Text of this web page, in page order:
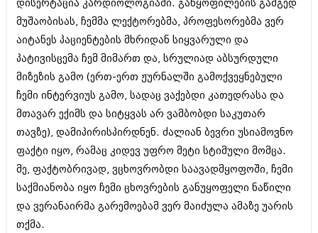
ისტორია
სხვადასხვა
ანონსი
არქივი
აგვისტო 2018 (162)
ივლისი 2018 (223)
ივნისი 2018 (244)
მაისი 2018 (211)
აპრილი 2018 (194)
მარტი 2018 (256)
თებერვალი 2018 (208)
არქივი
ნოემბერი 2020 (103)
ოქტომბერი 2020 (209)
აგვისტო 2020 (249)
ივლისი 2020 (204)
ივნისი 2020 (249)
არქივის ზომის ნახვა
დისერტაცია კარდიოლოგიაში. განყოფილების გამგედ
მუშაობისას, ჩემმა ლექტორებმა, პროფესორებმა ვერ
აიტანეს პაციენტების მხრიდან სიყვარული და
პატივისცემა ჩემ მიმართ და, სრულიად აბსურდული
მიზეზის გამო (ერთ-ერთ ჟურნალში გამოქვეყნებული
ჩემი ინტერვიუს გამო, სადაც ვაქებდი კათედრასა და
მთავარ ექიმს და სიტყვას არ ვამბობდი საკუთარ
თავზე), დამიპირისპირდნენ. ძალიან ბევრი უსიამოვნო
ფაქტი იყო, რამაც კიდევ უფრო მეტი სტიმული მომცა.
მე, ფაქტობრივად, ვცხოვრობდი საავადმყოფოში, ჩემი
საქმიანობა იყო ჩემი ცხოვრების განუყოფელი ნაწილი
და ვერანაირმა გარემოებამ ვერ მაიძულა ამაზე უარის
თქმა.